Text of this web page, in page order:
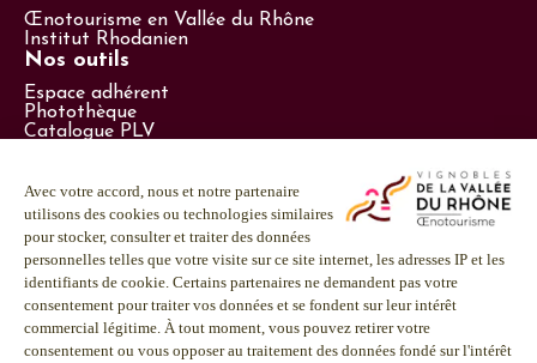
Œnotourisme en Vallée du Rhône
Institut Rhodanien
Nos outils
Espace adhérent
Photothèque
Catalogue PLV
LinkedIn
Facebook
Instagram